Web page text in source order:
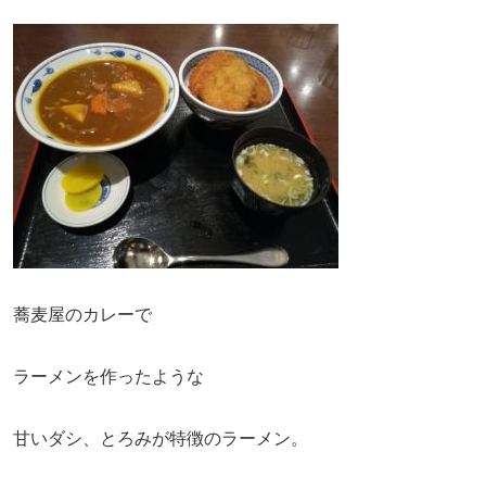
蕎麦屋のカレーで
ラーメンを作ったような
甘いダシ、とろみが特徴のラーメン。